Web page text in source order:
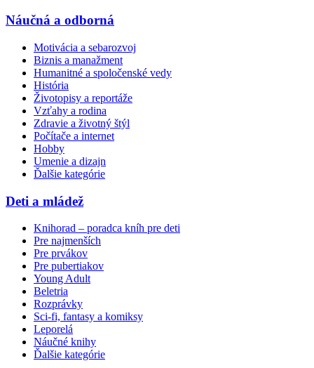
Náučná a odborná
Motivácia a sebarozvoj
Biznis a manažment
Humanitné a spoločenské vedy
História
Životopisy a reportáže
Vzťahy a rodina
Zdravie a životný štýl
Počítače a internet
Hobby
Umenie a dizajn
Ďalšie kategórie
Deti a mládež
Knihorad – poradca kníh pre deti
Pre najmenších
Pre prvákov
Pre pubertiakov
Young Adult
Beletria
Rozprávky
Sci-fi, fantasy a komiksy
Leporelá
Náučné knihy
Ďalšie kategórie